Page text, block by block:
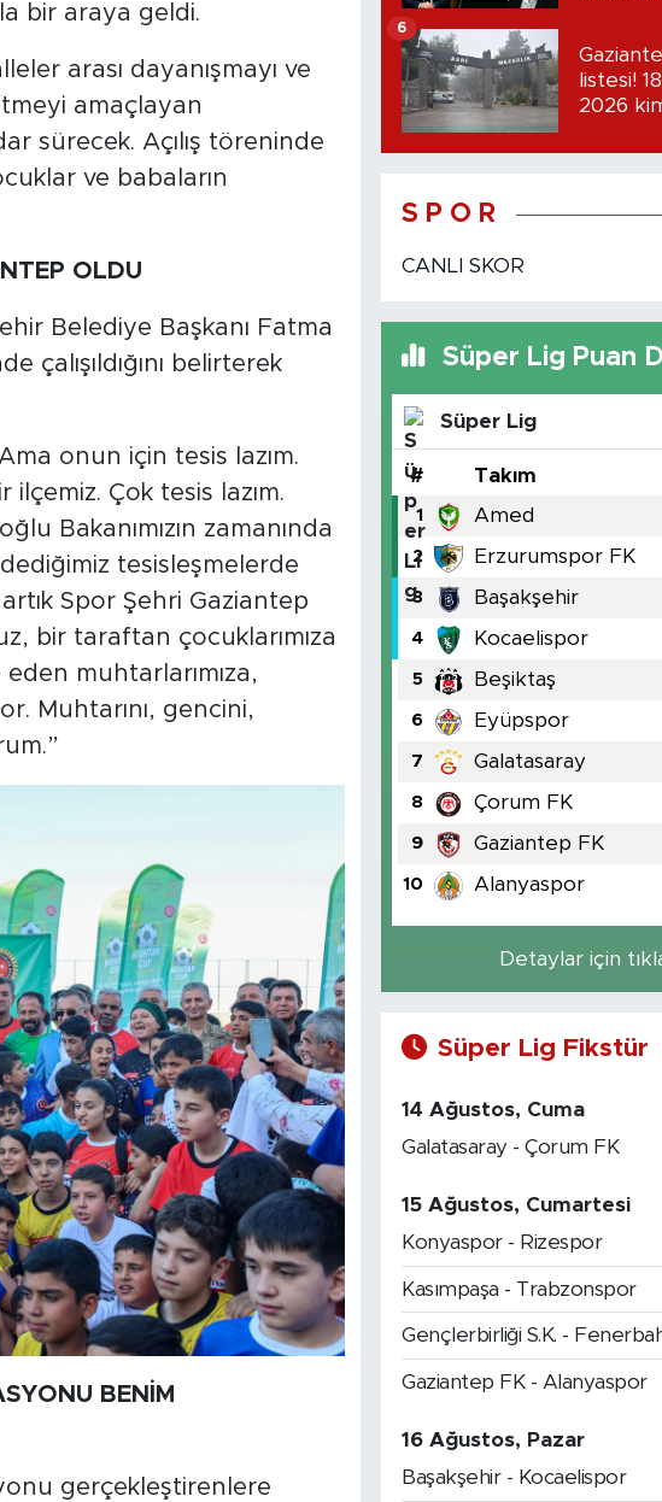
bir araya geldi.
arası dayanışmayı ve
amaçlayan
sürecek. Açılış töreninde
ve babaların
OLDU
Belediye Başkanı Fatma
çalışıldığını belirterek
onun için tesis lazım.
Çok tesis lazım.
Bakanımızın zamanında
dediğimiz tesisleşmelerde
Spor Şehri Gaziantep
bir taraftan çocuklarımıza
muhtarlarımıza,
Muhtarını, gencini,
BENİM
gerçekleştirenlere
listesi!
2026
6
S P O R
CANLI SKOR
Süper Lig Puan
Süper Lig
# Takım
1 Amed
2 Erzurumspor FK
3 Başakşehir
4 Kocaelispor
5 Beşiktaş
6 Eyüpspor
7 Galatasaray
8 Çorum FK
9 Gaziantep FK
10 Alanyaspor
Detaylar için
Süper Lig Fikstür
14 Ağustos, Cuma
Galatasaray - Çorum FK
15 Ağustos, Cumartesi
Konyaspor - Rizespor
Kasımpaşa - Trabzonspor
Gençlerbirliği S.K. -
Gaziantep FK - Alanyaspor
16 Ağustos, Pazar
Başakşehir - Kocaelispor